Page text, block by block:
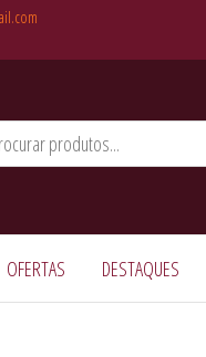
OFERTAS DESTAQUES